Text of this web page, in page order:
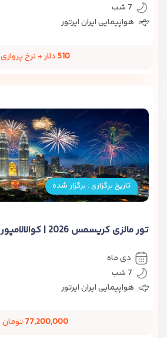
7 شب
هواپیمایی ایران ایرتور
510دلار + نرخ پروازی
تاریخ برگزاری : برگزار شده
تور مالزی کریسمس 2026 | کوالالامپور 8 روز
دی ماه
7 شب
هواپیمایی ایران ایرتور
77,200,000تومان